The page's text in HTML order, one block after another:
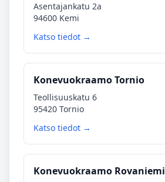
Asentajankatu 2a
94600 Kemi
Katso tiedot →
Konevuokraamo Tornio
Teollisuuskatu 6
95420 Tornio
Katso tiedot →
Konevuokraamo Rovaniemi